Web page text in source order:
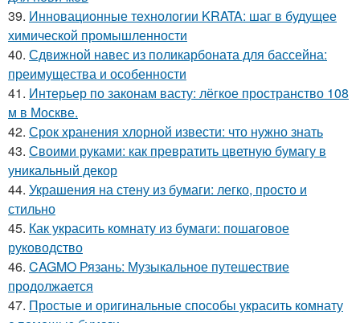
39. Инновационные технологии KRATA: шаг в будущее
химической промышленности
40. Сдвижной навес из поликарбоната для бассейна:
преимущества и особенности
41. Интерьер по законам васту: лёгкое пространство 108
м в Москве.
42. Срок хранения хлорной извести: что нужно знать
43. Своими руками: как превратить цветную бумагу в
уникальный декор
44. Украшения на стену из бумаги: легко, просто и
стильно
45. Как украсить комнату из бумаги: пошаговое
руководство
46. CAGMO Рязань: Музыкальное путешествие
продолжается
47. Простые и оригинальные способы украсить комнату